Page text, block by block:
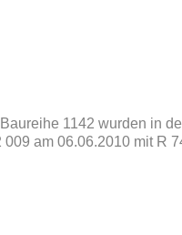
1142 wurden in
009 am 06.06.2010 mit R